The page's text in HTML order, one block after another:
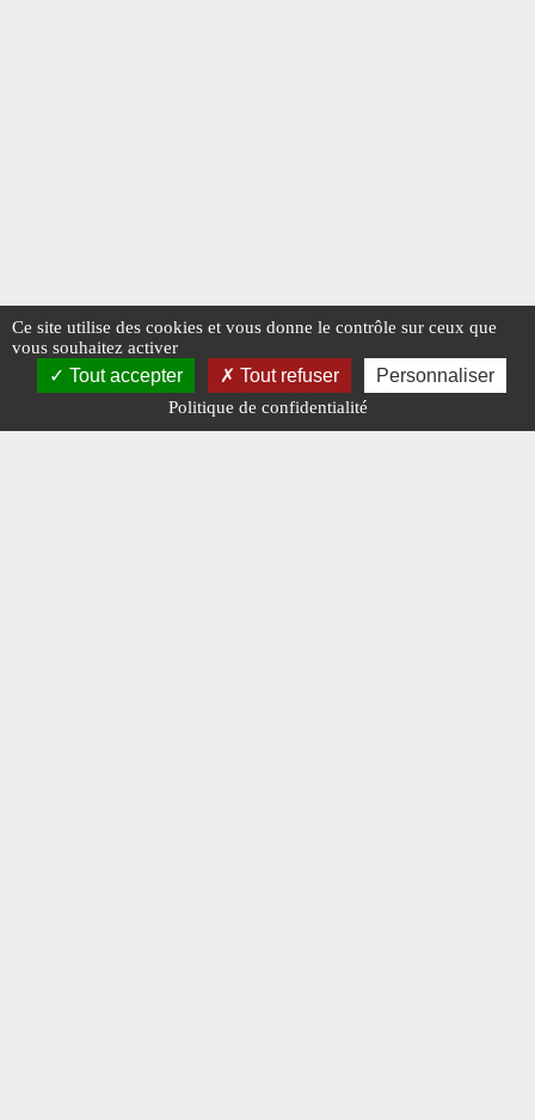
Ce site utilise des cookies et vous donne le contrôle sur ceux que
vous souhaitez activer
Tout accepter Tout refuser Personnaliser
Politique de confidentialité